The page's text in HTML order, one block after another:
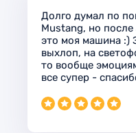
Долго думал по
Mustang, но
это моя машина :)
выхлоп, на
то вообще
все супер -